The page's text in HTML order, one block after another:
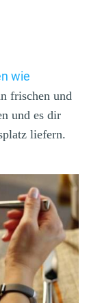
wie
frischen und
und es dir
liefern.